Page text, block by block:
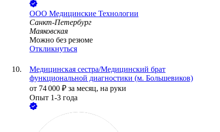
ООО Медицинские Технологии
Санкт-Петербург
Маяковская
Можно без резюме
Откликнуться
Медицинская сестра/Медицинский брат
функциональной диагностики (м. Большевиков)
от 74 000 ₽ за месяц, на руки
Опыт 1-3 года